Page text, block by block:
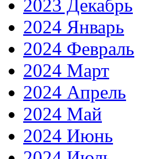
2023 Декабрь
2024 Январь
2024 Февраль
2024 Март
2024 Апрель
2024 Май
2024 Июнь